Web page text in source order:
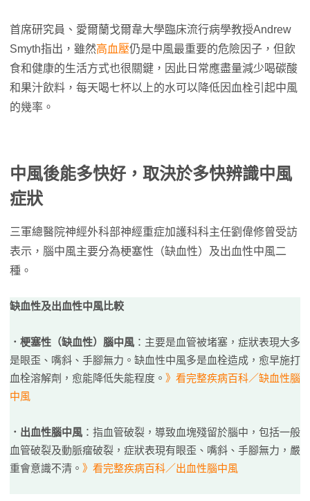
首席研究員、愛爾蘭戈爾韋大學臨床流行病學教授Andrew
Smyth指出，雖然高血壓仍是中風最重要的危險因子，但飲
食和健康的生活方式也很關鍵，因此日常應盡量減少喝碳酸
和果汁飲料，每天喝七杯以上的水可以降低因血栓引起中風
的幾率。
中風後能多快好，取決於多快辨識中風
症狀
三軍總醫院神經外科部神經重症加護科科主任劉偉修曾受訪
表示，腦中風主要分為梗塞性（缺血性）及出血性中風二
種。
缺血性及出血性中風比較
．梗塞性（缺血性）腦中風 ：主要是血管被堵塞，症狀表現大多
是眼歪、嘴斜、手腳無力。缺血性中風多是血栓造成，愈早施打
血栓溶解劑，愈能降低失能程度。 》看完整疾病百科／缺血性腦
中風
．出血性腦中風 ：指血管破裂，導致血塊殘留於腦中，包括一般
血管破裂及動脈瘤破裂，症狀表現有眼歪、嘴斜、手腳無力，嚴
重會意識不清。 》看完整疾病百科／出血性腦中風